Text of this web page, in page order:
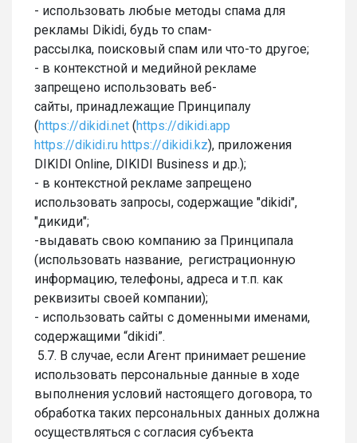
- использовать любые методы спама для
рекламы Dikidi, будь то спам-
рассылка, поисковый спам или что-то другое;
- в контекстной и медийной рекламе
запрещено использовать веб-
сайты, принадлежащие Принципалу
(https://dikidi.net (https://dikidi.app
https://dikidi.ru https://dikidi.kz), приложения
DIKIDI Online, DIKIDI Business и др.);
- в контекстной рекламе запрещено
использовать запросы, содержащие "dikidi",
"дикиди";
-выдавать свою компанию за Принципала
(использовать название, регистрационную
информацию, телефоны, адреса и т.п. как
реквизиты своей компании);
- использовать сайты с доменными именами,
содержащими “dikidi”.
5.7. В случае, если Агент принимает решение
использовать персональные данные в ходе
выполнения условий настоящего договора, то
обработка таких персональных данных должна
осуществляться с согласия субъекта